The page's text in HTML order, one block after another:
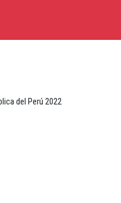
del Perú 2022